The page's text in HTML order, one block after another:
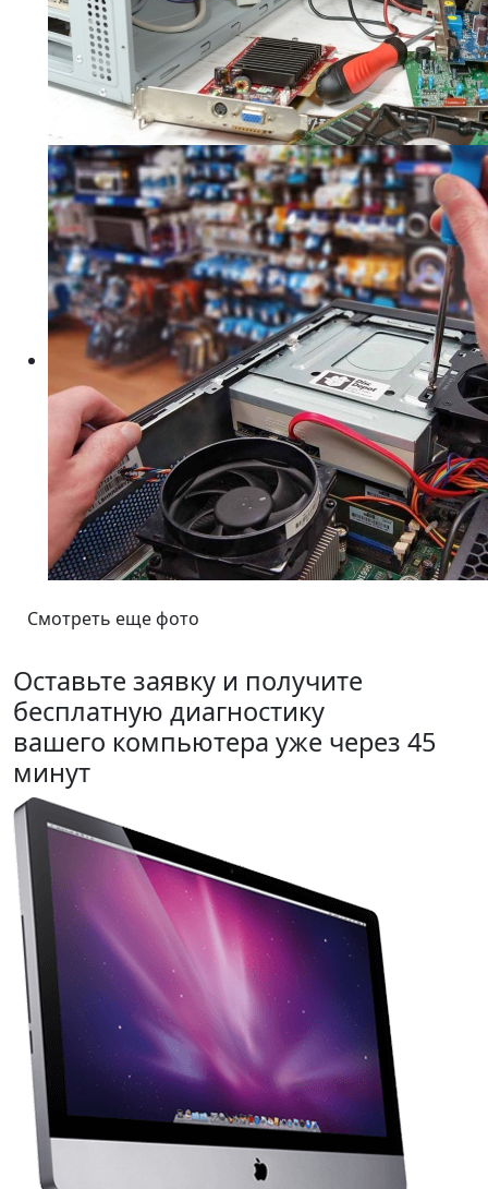
Смотреть еще фото
Оставьте заявку и получите
бесплатную диагностику
вашего компьютера уже через 45
минут